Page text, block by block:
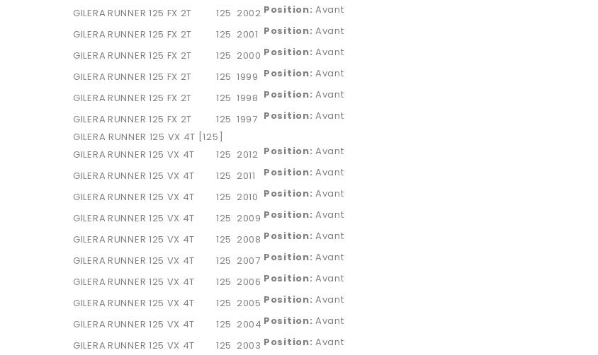
GILERA RUNNER 125 FX 2T 125 2002 Position: Avant
GILERA RUNNER 125 FX 2T 125 2001 Position: Avant
GILERA RUNNER 125 FX 2T 125 2000 Position: Avant
GILERA RUNNER 125 FX 2T 125 1999 Position: Avant
GILERA RUNNER 125 FX 2T 125 1998 Position: Avant
GILERA RUNNER 125 FX 2T 125 1997 Position: Avant
GILERA RUNNER 125 VX 4T [125]
GILERA RUNNER 125 VX 4T 125 2012 Position: Avant
GILERA RUNNER 125 VX 4T 125 2011 Position: Avant
GILERA RUNNER 125 VX 4T 125 2010 Position: Avant
GILERA RUNNER 125 VX 4T 125 2009 Position: Avant
GILERA RUNNER 125 VX 4T 125 2008 Position: Avant
GILERA RUNNER 125 VX 4T 125 2007 Position: Avant
GILERA RUNNER 125 VX 4T 125 2006 Position: Avant
GILERA RUNNER 125 VX 4T 125 2005 Position: Avant
GILERA RUNNER 125 VX 4T 125 2004 Position: Avant
GILERA RUNNER 125 VX 4T 125 2003 Position: Avant